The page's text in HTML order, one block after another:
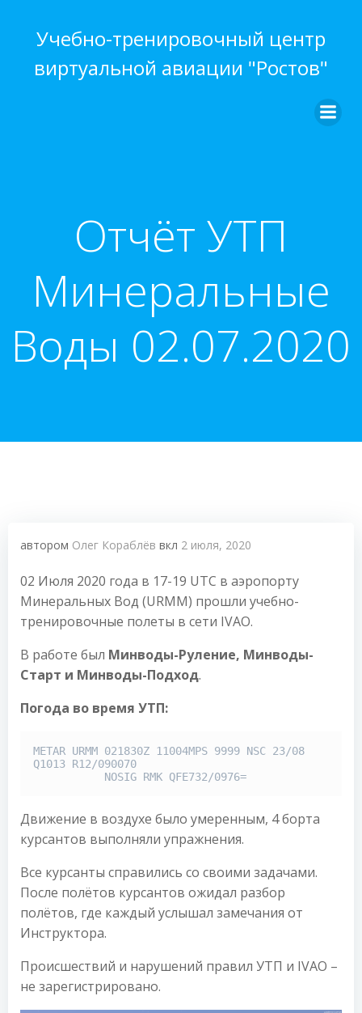
содержимому
Учебно-тренировочный центр
виртуальной авиации "Ростов"
Отчёт УТП
Минеральные
Воды 02.07.2020
автором Олег Кораблёв вкл 2 июля, 2020
02 Июля 2020 года в 17-19 UTC в аэропорту
Минеральных Вод (URMM) прошли учебно-
тренировочные полеты в сети IVAO.
В работе был Минводы-Руление, Минводы-
Старт и Минводы-Подход.
Погода во время УТП:
METAR URMM 021830Z 11004MPS 9999 NSC 23/08
Q1013 R12/090070
           NOSIG RMK QFE732/0976=
Движение в воздухе было умеренным, 4 борта
курсантов выполняли упражнения.
Все курсанты справились со своими задачами.
После полётов курсантов ожидал разбор
полётов, где каждый услышал замечания от
Инструктора.
Происшествий и нарушений правил УТП и IVAO –
не зарегистрировано.